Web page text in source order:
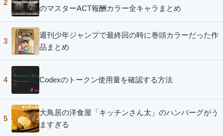
2
のマスターACT報酬カラー全キャラまとめ
3
週刊少年ジャンプで最終回の時に巻頭カラーだった作
品まとめ
4 Codexのトークン使用量を確認する方法
5
大鳥居の洋食屋「キッチンさん太」のハンバーグがう
ますぎる